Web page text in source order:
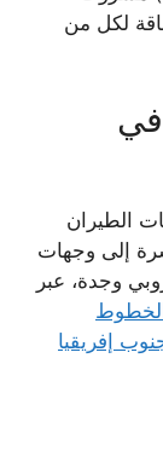
لكل من
في
الطيران
إلى وجهات
وجدة، عبر
الخطوط
إفريقيا